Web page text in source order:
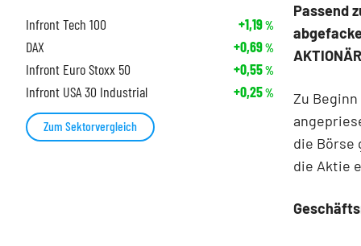
Passend
Zu
die Börse
die Aktie
Infront Tech 100
+1,19%
DAX +0,69%
Infront Euro Stoxx 50 +0,55%
Infront USA 30 Industrial +0,25%
Zum Sektorvergleich